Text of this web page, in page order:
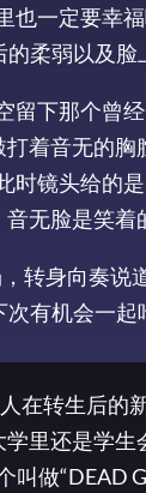
也一定要幸
柔弱以及脸
下那个曾
着音无的
镜头给的
无脸是笑着
转身向奏
有机会一
在转生后
里还是学
做“DEAD